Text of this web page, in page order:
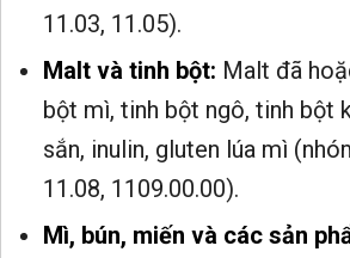
11.03, 11.05).
Malt và tinh bột: Malt đã
bột mì, tinh bột ngô, tinh bột
sắn, inulin, gluten lúa mì
11.08, 1109.00.00).
Mì, bún, miến và các sản